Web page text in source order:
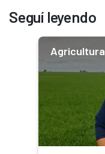
Seguí leyendo
Agricultura